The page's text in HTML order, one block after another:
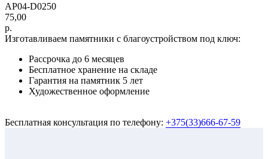
AP04-D0250
75,00
р.
Изготавливаем памятники с благоустройством под ключ:
Рассрочка до 6 месяцев
Бесплатное хранение на складе
Гарантия на памятник 5 лет
Художественное оформление
Бесплатная консультация по телефону: +375(33)666-67-59